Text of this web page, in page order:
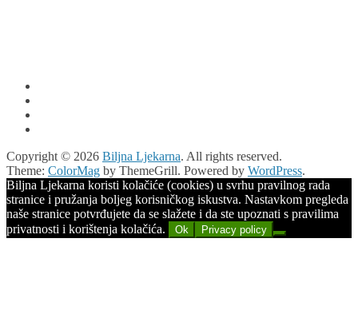
Copyright © 2026 Biljna Ljekarna. All rights reserved.
Theme: ColorMag by ThemeGrill. Powered by WordPress.
Biljna Ljekarna koristi kolačiće (cookies) u svrhu pravilnog rada
stranice i pružanja boljeg korisničkog iskustva. Nastavkom pregleda
naše stranice potvrđujete da se slažete i da ste upoznati s pravilima
privatnosti i korištenja kolačića.
Ok Privacy policy